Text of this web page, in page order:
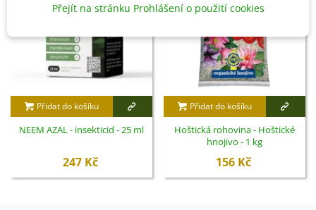
Přidat do košíku
NEEM AZAL - insekticid - 25 ml
247 Kč
Přidat do košíku
Hoštická rohovina - Hoštické
hnojivo - 1 kg
156 Kč
Přejít na stránku Prohlášení o použití cookies